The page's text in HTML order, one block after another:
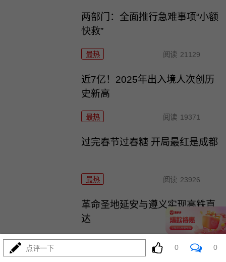
两部门：全面推行急难事项“小额
快救”
最热 阅读 21129
近7亿！2025年出入境人次创历
史新高
最热 阅读 19371
过完春节过春糖 开局最红是成都
最热 阅读 23926
革命圣地延安与遵义实现高铁直
达
最热 22510
点评一下 0 0